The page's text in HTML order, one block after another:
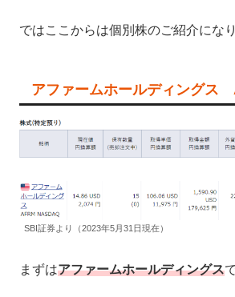
ではここからは個別株のご紹介になり
アファームホールディングス
SBI証券より（2023年5月31日現在）
まずはアファームホールディングス